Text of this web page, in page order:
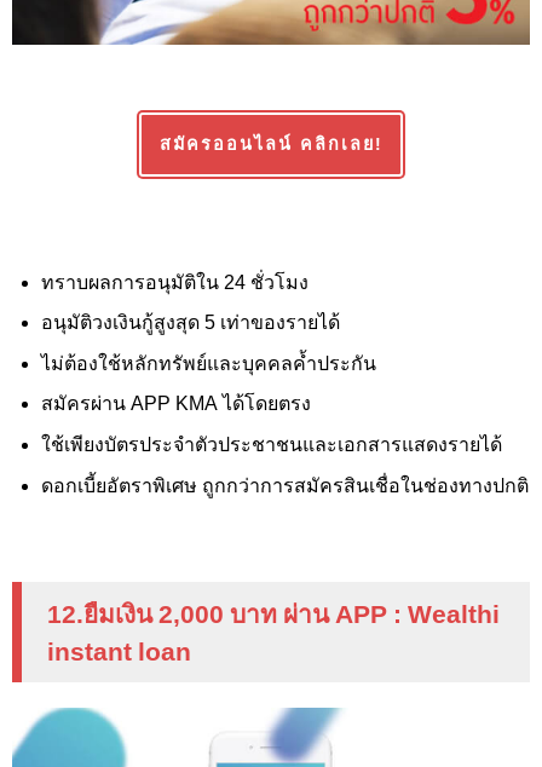
สมัครออนไลน์ คลิกเลย!
ทราบผลการอนุมัติใน 24 ชั่วโมง
อนุมัติวงเงินกู้สูงสุด 5 เท่าของรายได้
ไม่ต้องใช้หลักทรัพย์และบุคคลค้ำประกัน
สมัครผ่าน APP KMAได้โดยตรง
ใช้เพียงบัตรประจำตัวประชาชนและเอกสารแสดงรายได้
ดอกเบี้ยอัตราพิเศษ ถูกกว่าการสมัครสินเชื่อในช่องทางปกติ
12.ยืมเงิน 2,000 บาท ผ่านAPP : Wealthi
instant loan